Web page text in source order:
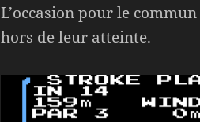
L’occasion pour le
hors de leur atteinte.